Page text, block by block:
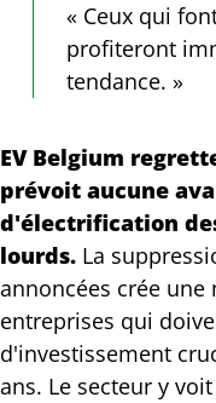
« Ceux qui
profiteront
tendance. »
EV Belgium
prévoit aucune
d'électrification
lourds. La
annoncées crée
entreprises qui
d'investissement
ans. Le secteur y